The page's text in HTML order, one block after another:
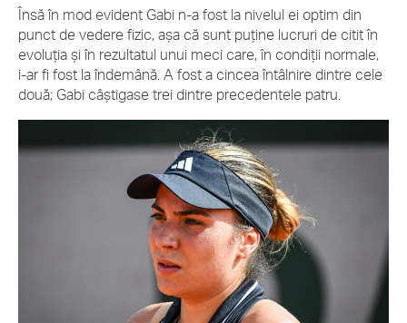
Însă în mod evident Gabi n-a fost la nivelul ei optim din
punct de vedere fizic, așa că sunt puține lucruri de citit în
evoluția și în rezultatul unui meci care, în condiții normale,
i-ar fi fost la îndemână. A fost a cincea întâlnire dintre cele
două; Gabi câștigase trei dintre precedentele patru.